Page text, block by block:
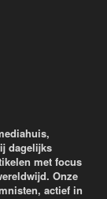
dagelijks
met focus
Onze
actief in